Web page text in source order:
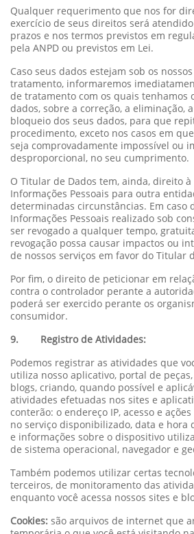
Qualquer requerimento que nos for
exercício de seus direitos será
prazos e nos termos previstos em
pela ANPD ou previstos em Lei.
Caso seus dados estejam sob os
tratamento, informaremos
de tratamento com os quais tenhamos
dados, sobre a correção, a eliminação,
bloqueio dos seus dados, para que
procedimento, exceto nos casos em
seja comprovadamente impossível ou
desproporcional, no seu cumprimento.
O Titular de Dados tem, ainda, direito
Informações Pessoais para outra
determinadas circunstâncias. Em caso
Informações Pessoais realizado sob
ser revogado a qualquer tempo,
revogação possa causar impactos ou
de nossos serviços em favor do Titular
Por fim, o direito de peticionar em
contra o controlador perante a
poderá ser exercido perante os
consumidor.
9. Registro de Atividades:
Podemos registrar as atividades que
utiliza nosso aplicativo, portal de
blogs, criando, quando possível e
atividades efetuadas nos sites e
conterão: o endereço IP, acesso e
no serviço disponibilizado, data e hora
e informações sobre o dispositivo
de sistema operacional, navegador e
Também podemos utilizar certas
terceiros, de monitoramento das
enquanto você acessa nossos sites e
Cookies: são arquivos de internet que